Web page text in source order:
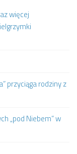
więcej
przyciąga rodziny z
„pod Niebem” w